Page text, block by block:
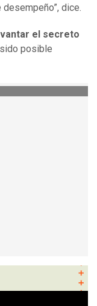
dice.
el secreto
posible